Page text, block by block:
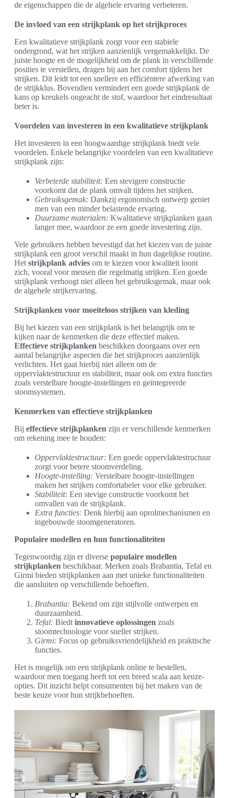
de eigenschappen die de algehele ervaring verbeteren.
De invloed van een strijkplank op het strijkproces
Een kwalitatieve strijkplank zorgt voor een stabiele
ondergrond, wat het strijken aanzienlijk vergemakkelijkt. De
juiste hoogte en de mogelijkheid om de plank in verschillende
posities te verstellen, dragen bij aan het comfort tijdens het
strijken. Dit leidt tot een snellere en efficiëntere afwerking van
de strijkklus. Bovendien vermindert een goede strijkplank de
kans op kreukels ongeacht de stof, waardoor het eindresultaat
beter is.
Voordelen van investeren in een kwalitatieve strijkplank
Het investeren in een hoogwaardige strijkplank biedt vele
voordelen. Enkele belangrijke voordelen van een kwalitatieve
strijkplank zijn:
Verbeterde stabiliteit: Een stevigere constructie
voorkomt dat de plank omvalt tijdens het strijken.
Gebruiksgemak: Dankzij ergonomisch ontwerp geniet
men van een minder belastende ervaring.
Duurzame materialen: Kwalitatieve strijkplanken gaan
langer mee, waardoor ze een goede investering zijn.
Vele gebruikers hebben bevestigd dat het kiezen van de juiste
strijkplank een groot verschil maakt in hun dagelijkse routine.
Het strijkplank advies om te kiezen voor kwaliteit loont
zich, vooral voor mensen die regelmatig strijken. Een goede
strijkplank verhoogt niet alleen het gebruiksgemak, maar ook
de algehele strijkervaring.
Strijkplanken voor moeiteloos strijken van kleding
Bij het kiezen van een strijkplank is het belangrijk om te
kijken naar de kenmerken die deze effectief maken.
Effectieve strijkplanken beschikken doorgaans over een
aantal belangrijke aspecten die het strijkproces aanzienlijk
verlichten. Het gaat hierbij niet alleen om de
oppervlaktestructuur en stabiliteit, maar ook om extra functies
zoals verstelbare hoogte-instellingen en geïntegreerde
stoomsystemen.
Kenmerken van effectieve strijkplanken
Bij effectieve strijkplanken zijn er verschillende kenmerken
om rekening mee te houden:
Oppervlaktestructuur: Een goede oppervlaktestructuur
zorgt voor betere stoomverdeling.
Hoogte-instelling: Verstelbare hoogte-instellingen
maken het strijken comfortabeler voor elke gebruiker.
Stabiliteit: Een stevige constructie voorkomt het
omvallen van de strijkplank.
Extra functies: Denk hierbij aan oprolmechanismen en
ingebouwde stoomgeneratoren.
Populaire modellen en hun functionaliteiten
Tegenwoordig zijn er diverse populaire modellen
strijkplanken beschikbaar. Merken zoals Brabantia, Tefal en
Girmi bieden strijkplanken aan met unieke functionaliteiten
die aansluiten op verschillende behoeften.
Brabantia: Bekend om zijn stijlvolle ontwerpen en
duurzaamheid.
Tefal: Biedt innovatieve oplossingen zoals
stoomtechnologie voor sneller strijken.
Girmi: Focus op gebruiksvriendelijkheid en praktische
functies.
Het is mogelijk om een strijkplank online te bestellen,
waardoor men toegang heeft tot een breed scala aan keuze-
opties. Dit inzicht helpt consumenten bij het maken van de
beste keuze voor hun strijkbehoeften.